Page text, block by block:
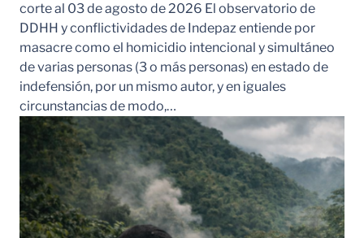
corte al 03 de agosto de 2026 El observatorio de
DDHH y conflictividades de Indepaz entiende por
masacre como el homicidio intencional y simultáneo
de varias personas (3 o más personas) en estado de
indefensión, por un mismo autor, y en iguales
circunstancias de modo,…